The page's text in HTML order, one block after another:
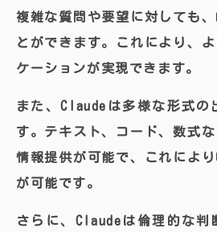
複雑な質問や要望に対しても
とができます。これにより、
ケーションが実現できます。
また、Claudeは多様な形式の
す。テキスト、コード、数式
情報提供が可能で、これによ
が可能です。
さらに、Claudeは倫理的な判